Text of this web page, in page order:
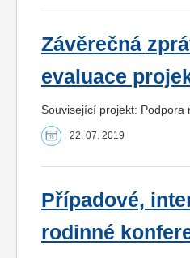
Závěrečná
evaluace
Související projekt: Podpora
22. 07. 2019
Případové,
rodinné